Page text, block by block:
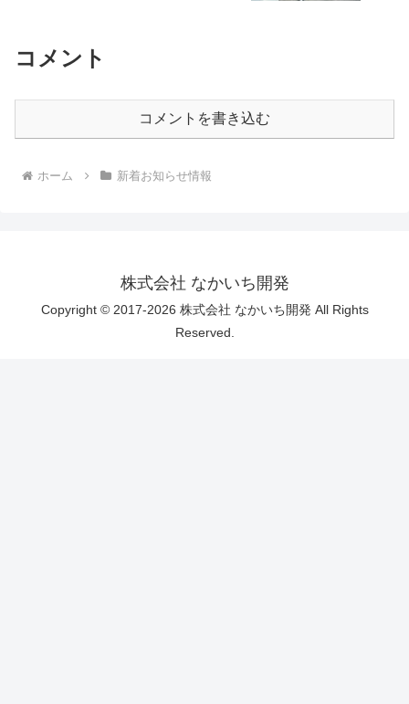
コメント
コメントを書き込む
ホーム 新着お知らせ情報
株式会社 なかいち開発
Copyright © 2017-2026 株式会社 なかいち開発 All Rights
Reserved.